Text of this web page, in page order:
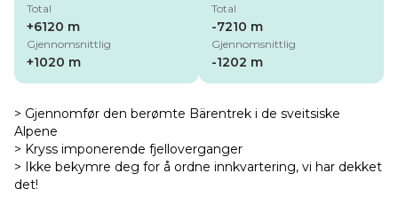
Total
+6120 m
Gjennomsnittlig
+1020 m
Total
-7210 m
Gjennomsnittlig
-1202 m
> Gjennomfør den berømte Bärentrek i de sveitsiske
Alpene
> Kryss imponerende fjelloverganger
> Ikke bekymre deg for å ordne innkvartering, vi har dekket
det!